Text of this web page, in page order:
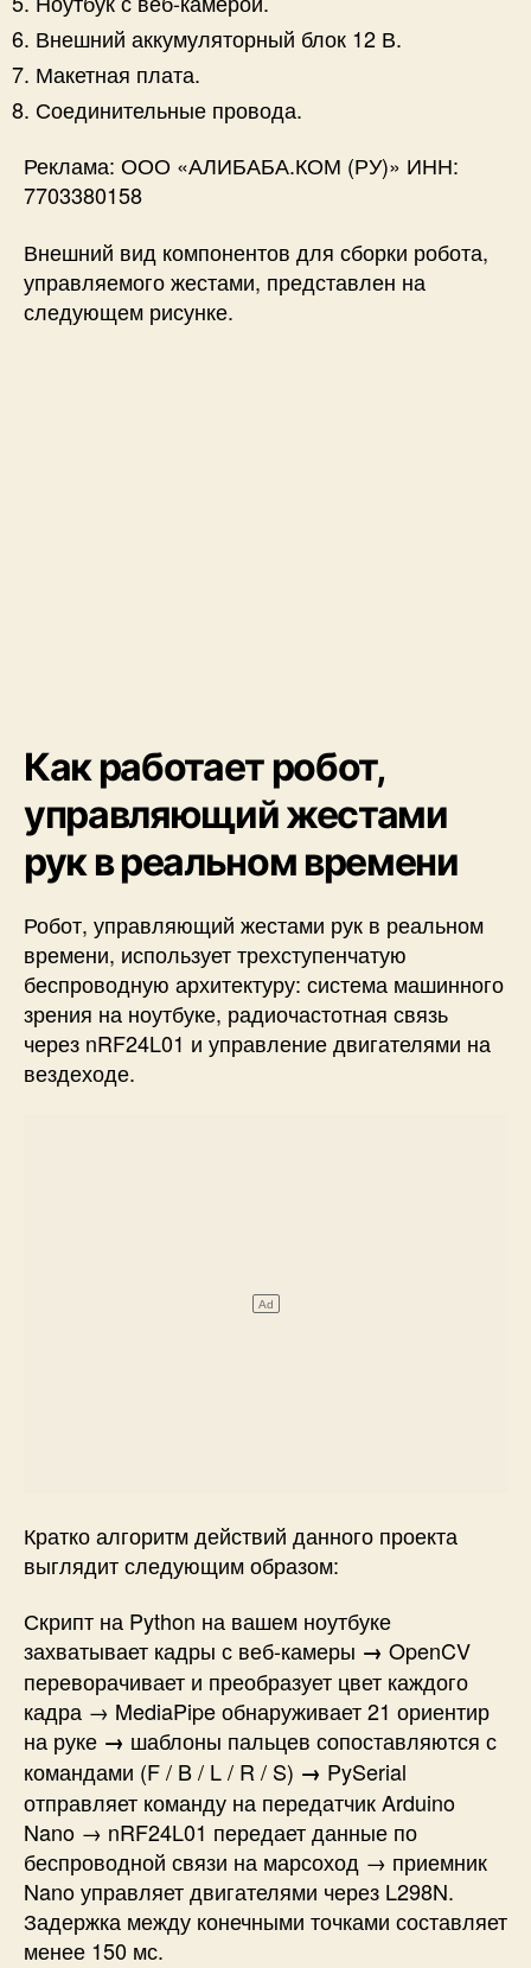
Внешний аккумуляторный блок 12 В.
Макетная плата.
Соединительные провода.
Реклама: ООО «АЛИБАБА.КОМ (РУ)» ИНН:
7703380158
Внешний вид компонентов для сборки робота,
управляемого жестами, представлен на
следующем рисунке.
Как работает робот,
управляющий жестами
рук в реальном времени
Робот, управляющий жестами рук в реальном
времени, использует трехступенчатую
беспроводную архитектуру: система машинного
зрения на ноутбуке, радиочастотная связь
через nRF24L01 и управление двигателями на
вездеходе.
Кратко алгоритм действий данного проекта
выглядит следующим образом:
Скрипт на Python на вашем ноутбуке
захватывает кадры с веб-камеры → OpenCV
переворачивает и преобразует цвет каждого
кадра → MediaPipe обнаруживает 21 ориентир
на руке → шаблоны пальцев сопоставляются с
командами (F / B / L / R / S) → PySerial
отправляет команду на передатчик Arduino
Nano → nRF24L01 передает данные по
беспроводной связи на марсоход → приемник
Nano управляет двигателями через L298N.
Задержка между конечными точками составляет
менее 150 мс.